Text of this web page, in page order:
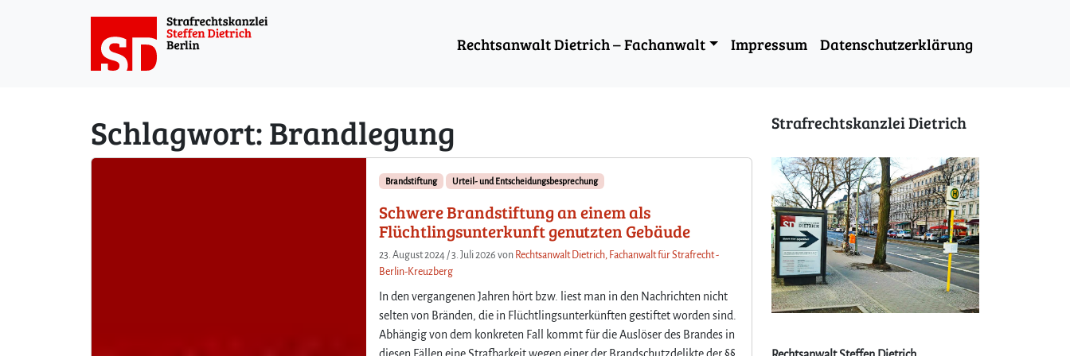
Rechtsanwalt Dietrich – Fachanwalt Impressum Datenschutzerklärung
Schlagwort:Brandlegung
Brandstiftung Urteil- und Entscheidungsbesprechung
Schwere Brandstiftung an einem als
Flüchtlingsunterkunft genutzten Gebäude
23. August 2024 /3. Juli 2026 von Rechtsanwalt Dietrich, Fachanwalt für Strafrecht -
Berlin-Kreuzberg
In den vergangenen Jahren hört bzw. liest man in den Nachrichten nicht
selten von Bränden, die in Flüchtlingsunterkünften gestiftet worden sind.
Abhängig von dem konkreten Fall kommt für die Auslöser des Brandes in
Strafrechtskanzlei Dietrich